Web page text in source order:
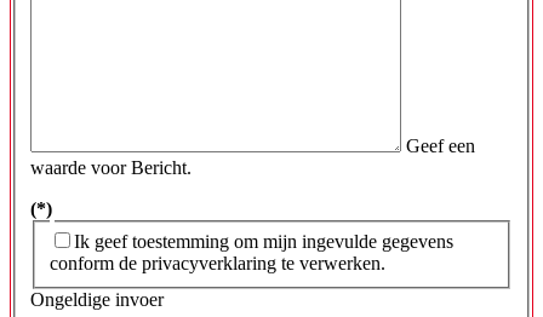
Geef een
waarde voor Bericht.
(*)
Ik geef toestemming om mijn ingevulde gegevens
conform de privacyverklaring te verwerken.
Ongeldige invoer